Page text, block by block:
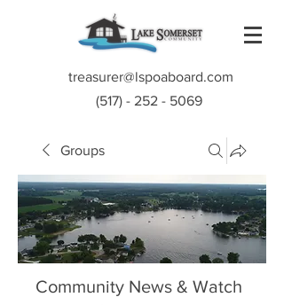
treasurer@lspoaboard.com
(517) - 252 - 5069
Groups
Community News & Watch